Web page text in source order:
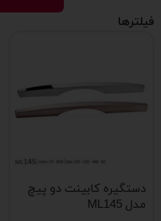
فیلترها
دستگیره کابینت دو پیچ
مدل ML145